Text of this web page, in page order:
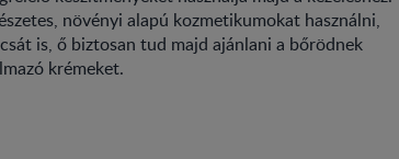
növényi alapú kozmetikumokat használni,
is, ő biztosan tud majd ajánlani a bőrödnek
krémeket.